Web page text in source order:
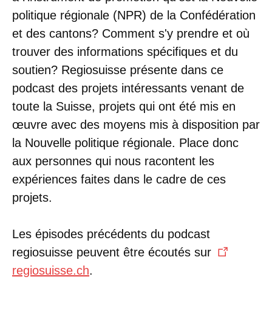
politique régionale (NPR) de la Confédération
et des cantons? Comment s'y prendre et où
trouver des informations spécifiques et du
soutien? Regiosuisse présente dans ce
podcast des projets intéressants venant de
toute la Suisse, projets qui ont été mis en
œuvre avec des moyens mis à disposition par
la Nouvelle politique régionale. Place donc
aux personnes qui nous racontent les
expériences faites dans le cadre de ces
projets.
Les épisodes précédents du podcast
regiosuisse peuvent être écoutés sur
regiosuisse.ch.